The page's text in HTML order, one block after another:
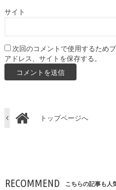
サイト
次回のコメントで使用するため
アドレス、サイトを保存する。
トップページへ
RECOMMEND こちらの記事も人